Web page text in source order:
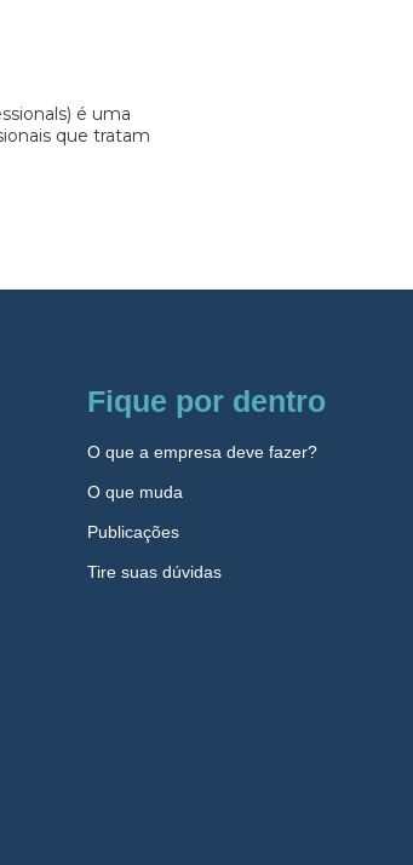
é uma
que tratam
Fique por dentro
O que a empresa deve fazer?
O que muda
Publicações
Tire suas dúvidas